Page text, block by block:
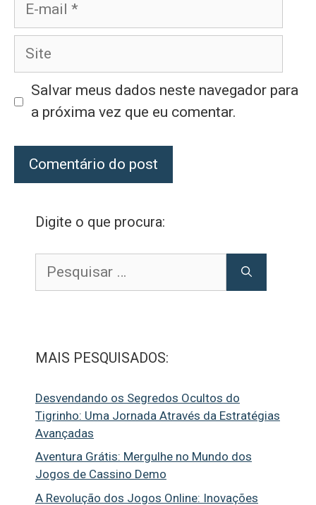
Site
Salvar meus dados neste navegador para
a próxima vez que eu comentar.
Digite o que procura:
por:
MAIS PESQUISADOS:
Desvendando os Segredos Ocultos do
Tigrinho: Uma Jornada Através da Estratégias
Avançadas
Aventura Grátis: Mergulhe no Mundo dos
Jogos de Cassino Demo
A Revolução dos Jogos Online: Inovações